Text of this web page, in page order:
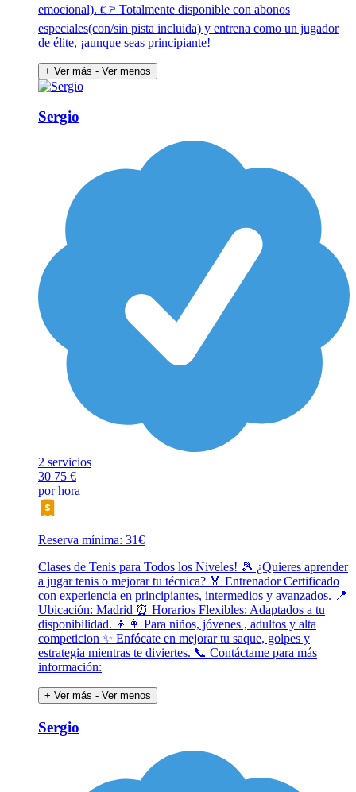
emocional). 👉 Totalmente disponible con abonos
especiales(con/sin pista incluida) y entrena como un jugador
de élite, ¡aunque seas principiante!
+ Ver más - Ver menos
Sergio
2 servicios
30 75 €
por hora
Reserva mínima: 31€
Clases de Tenis para Todos los Niveles! 🎾 ¿Quieres aprender
a jugar tenis o mejorar tu técnica? 🏅 Entrenador Certificado
con experiencia en principiantes, intermedios y avanzados. 📍
Ubicación: Madrid ⏰ Horarios Flexibles: Adaptados a tu
disponibilidad. 👦👩 Para niños, jóvenes , adultos y alta
competicion ✨ Enfócate en mejorar tu saque, golpes y
estrategia mientras te diviertes. 📞 Contáctame para más
información:
+ Ver más - Ver menos
Sergio